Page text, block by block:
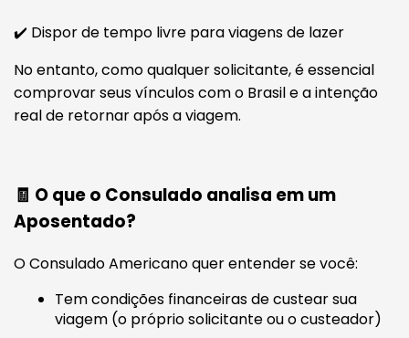
✔️ Dispor de tempo livre para viagens de lazer
No entanto, como qualquer solicitante, é essencial
comprovar seus vínculos com o Brasil e a intenção
real de retornar após a viagem.
🧾 O que o Consulado analisa em um
Aposentado?
O Consulado Americano quer entender se você:
Tem condições financeiras de custear sua
viagem (o próprio solicitante ou o custeador)